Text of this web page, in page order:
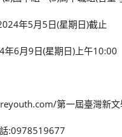
年5月5日(星期日)截止
年6月9日(星期日)上午10:00
第一屆臺灣新
:0978519677